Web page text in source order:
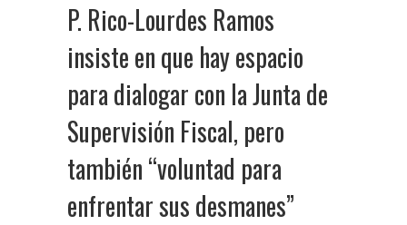
P. Rico-Lourdes Ramos
insiste en que hay espacio
para dialogar con la Junta de
Supervisión Fiscal, pero
también “voluntad para
enfrentar sus desmanes”